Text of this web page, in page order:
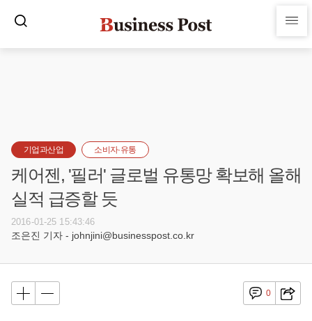
기업과산업 소비자·유통
케어젠, '필러' 글로벌 유통망 확보해 올해
실적 급증할 듯
2016-01-25 15:43:46
조은진 기자 - johnjini@businesspost.co.kr
0